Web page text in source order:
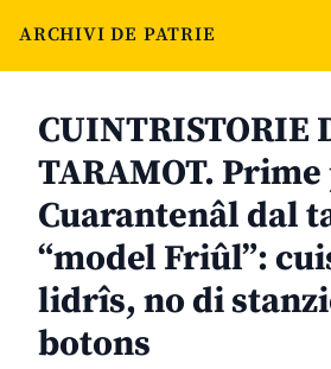
ARCHIVI DE PATRIE
CUINTRISTORIE
TARAMOT.
Cuarantenâl dal
“model Friûl”:
lidrîs, no di
botons